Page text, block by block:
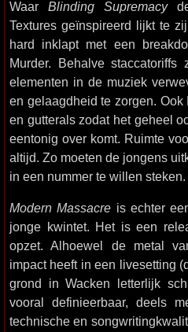
Waar Blinding Supremacy
Textures geïnspireerd lijkt te
hard inklapt met een
Murder. Behalve staccatoriffs
elementen in de muziek
en gelaagdheid te zorgen. Ook
en gutterals zodat het geheel
eentonig over komt. Ruimte
altijd. Zo moeten de jongens
in een nummer te willen steken.
Modern Massacre is echter
jonge kwintet. Het is een
opzet. Alhoewel de metal
impact heeft in een livesetting
grond in Wacken letterlijk
vooral definieerbaar, deels
technische en